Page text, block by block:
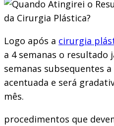
Logo após a cirurgia
a 4 semanas o resultado
semanas subsequentes
acentuada e será
mês.
procedimentos que